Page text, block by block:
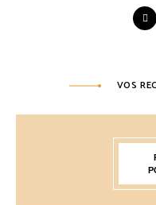
VOS